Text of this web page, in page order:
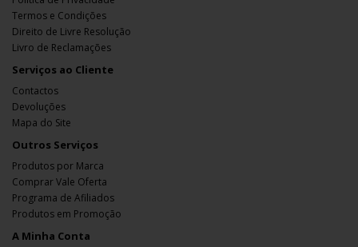
Termos e Condições
Direito de Livre Resolução
Livro de Reclamações
Serviços ao Cliente
Contactos
Devoluções
Mapa do Site
Outros Serviços
Produtos por Marca
Comprar Vale Oferta
Programa de Afiliados
Produtos em Promoção
A Minha Conta